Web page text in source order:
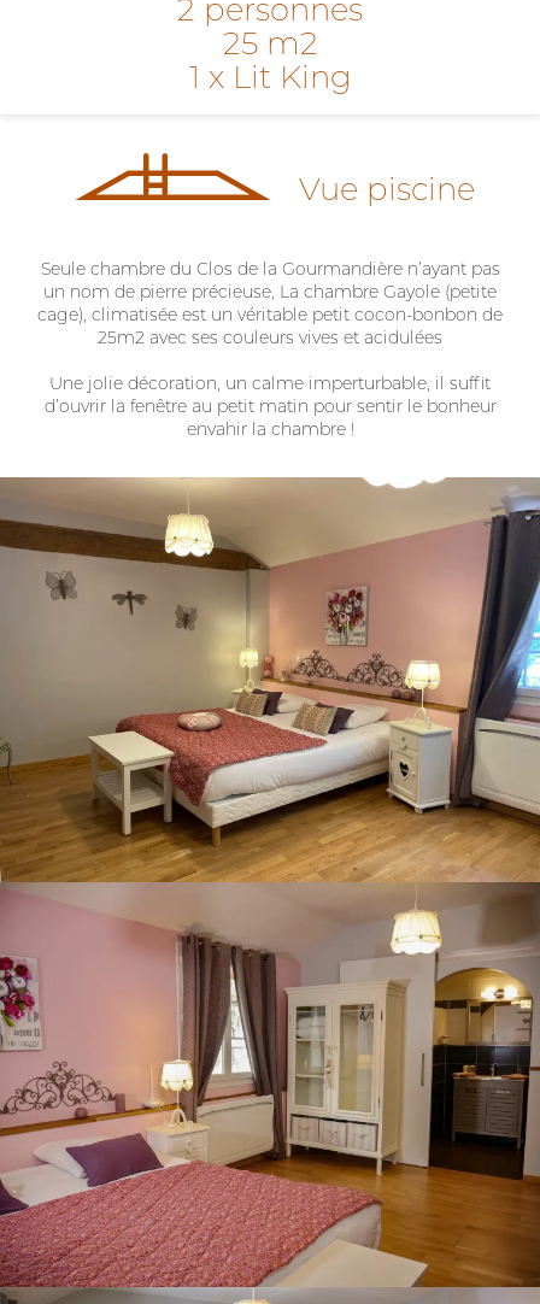
2 personnes
25 m2
1 x Lit King
Vue piscine
Seule chambre du Clos de la Gourmandière n’ayant pas
un nom de pierre précieuse, La chambre Gayole (petite
cage), climatisée est un véritable petit cocon-bonbon de
25m2 avec ses couleurs vives et acidulées
Une jolie décoration, un calme imperturbable, il suffit
d’ouvrir la fenêtre au petit matin pour sentir le bonheur
envahir la chambre !